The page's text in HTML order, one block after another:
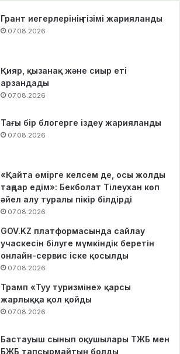
Грант иегерлерінің тізімі жарияланды
07.08.2026
Қияр, қызанақ және сиыр еті
арзандады
07.08.2026
Тағы бір блогерге іздеу жарияланды
07.08.2026
«Қайта өмірге келсем де, осы жолды
таңдар едім»: Бекболат Тілеухан көп
әйел алу туралы пікір білдірді
07.08.2026
GOV.KZ платформасында сайлау
учаскесін білуге мүмкіндік беретін
онлайн-сервис іске қосылды
07.08.2026
Трамп «Туу туризміне» қарсы
жарлыққа қол қойды
07.08.2026
Бастауыш сынып оқушылары ТЖБ мен
БЖБ тапсырмайтын болды